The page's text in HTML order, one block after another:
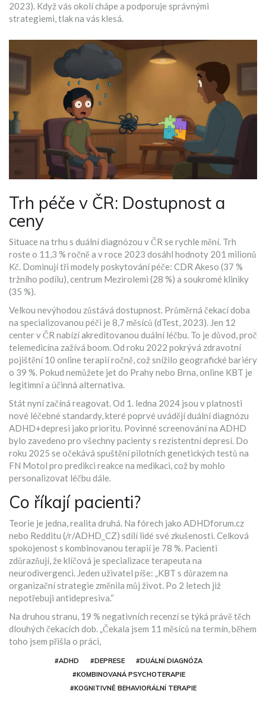
2023). Když vás okolí chápe a podporuje správnými
strategiemi, tlak na vás klesá.
Trh péče v ČR: Dostupnost a
ceny
Situace na trhu s duální diagnózou v ČR se rychle mění. Trh
roste o 11,3 % ročně a v roce 2023 dosáhl hodnoty 201 milionů
Kč. Dominují tři modely poskytování péče: CDR Akeso (37 %
tržního podílu), centrum Mezirolemi (28 %) a soukromé kliniky
(35 %).
Velkou nevýhodou zůstává dostupnost. Průměrná čekací doba
na specializovanou péči je 8,7 měsíců (dTest, 2023). Jen 12
center v ČR nabízí akreditovanou duální léčbu. To je důvod, proč
telemedicína zažívá boom. Od roku 2022 pokrývá zdravotní
pojištění 10 online terapií ročně, což snížilo geografické bariéry
o 39 %. Pokud nemůžete jet do Prahy nebo Brna, online KBT je
legitimní a účinná alternativa.
Stát nyní začíná reagovat. Od 1. ledna 2024 jsou v platnosti
nové léčebné standardy, které poprvé uvádějí duální diagnózu
ADHD+depresi jako prioritu. Povinné screenování na ADHD
bylo zavedeno pro všechny pacienty s rezistentní depresí. Do
roku 2025 se očekává spuštění pilotních genetických testů na
FN Motol pro predikci reakce na medikaci, což by mohlo
personalizovat léčbu dále.
Co říkají pacienti?
Teorie je jedna, realita druhá. Na fórech jako ADHDforum.cz
nebo Redditu (/r/ADHD_CZ) sdílí lidé své zkušenosti. Celková
spokojenost s kombinovanou terapií je 78 %. Pacienti
zdůrazňují, že klíčová je specializace terapeuta na
neurodivergenci. Jeden uživatel píše: „KBT s důrazem na
organizační strategie změnila můj život. Po 2 letech již
nepotřebuji antidepresiva.“
Na druhou stranu, 19 % negativních recenzí se týká právě těch
dlouhých čekacích dob. „Čekala jsem 11 měsíců na termín, během
toho jsem přišla o práci,
#ADHD #DEPRESE
#DUÁLNÍ DIAGNÓZA
#KOMBINOVANÁ PSYCHOTERAPIE
#KOGNITIVNĚ BEHAVIORÁLNÍ TERAPIE